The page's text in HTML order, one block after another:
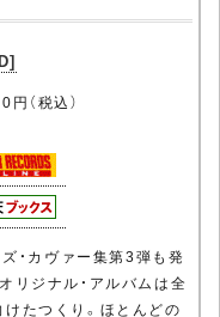
（税込）
・カヴァー集第3弾も発
リジナル・アルバムは全
たつくり。ほとんどの